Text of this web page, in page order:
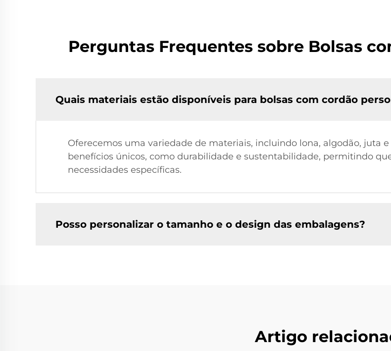
Perguntas Frequentes sobre Bolsas
Quais materiais estão disponíveis para bolsas com cordão
Oferecemos uma variedade de materiais, incluindo lona, algodão, juta
benefícios únicos, como durabilidade e sustentabilidade, permitindo
necessidades específicas.
Posso personalizar o tamanho e o design das embalagens?
Artigo